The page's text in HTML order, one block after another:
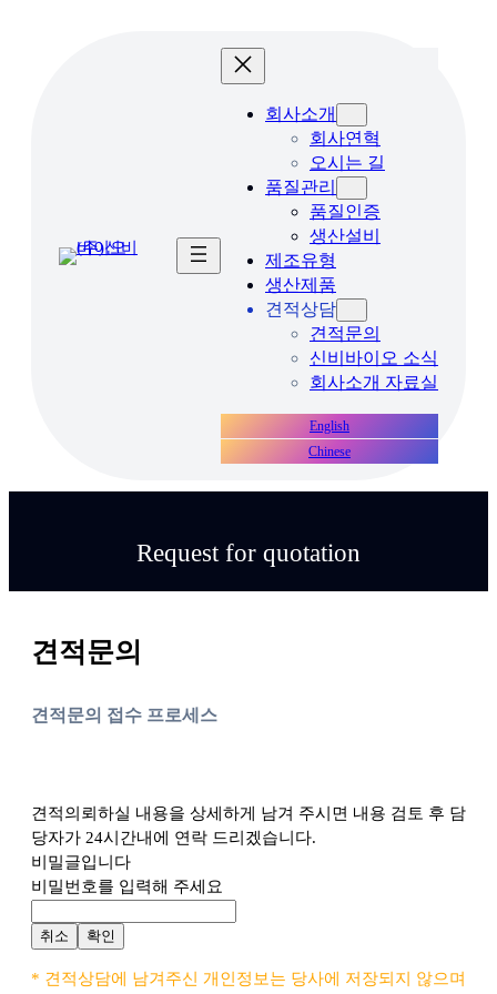
회사소개
회사연혁
오시는 길
품질관리
품질인증
생산설비
제조유형
생산제품
견적상담
견적문의
신비바이오 소식
회사소개 자료실
English
Chinese
Request for quotation
견적문의
견적문의 접수 프로세스
견적의뢰하실 내용을 상세하게 남겨 주시면 내용 검토 후 담
당자가 24시간내에 연락 드리겠습니다.
비밀글입니다
비밀번호를 입력해 주세요
취소 확인
* 견적상담에 남겨주신 개인정보는 당사에 저장되지 않으며